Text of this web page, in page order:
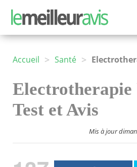
Accueil > Santé >
Electrotherapie
Test et Avis
Mis à jour